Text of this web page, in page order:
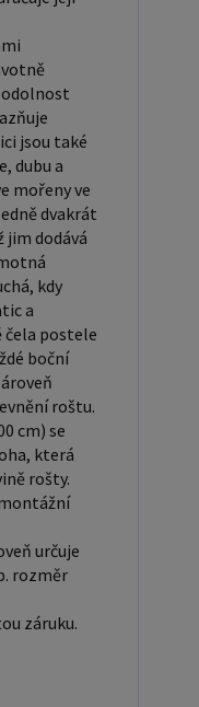
je ideálním
Navíc, její
proti
vašeho
a každé ráno
Získejte tu
vaši postel a
Součástí
dokoupit:
pohodlí a
by měla být
a lehat.
vzhled a
naleznete i
důležité pro
odolnost
jsou také
dubu a
mořeny ve
dvakrát
jim dodává
kdy
a
čela postele
boční
roštu.
cm) se
která
rošty.
určuje
rozměr
záruku.